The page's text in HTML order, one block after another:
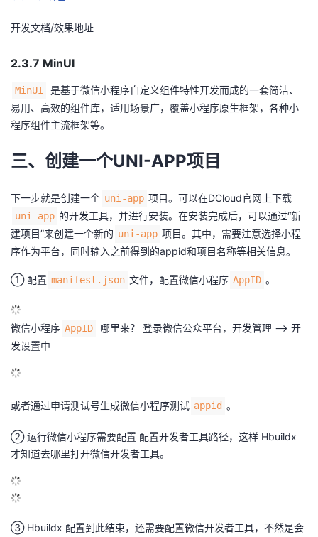
开发文档/效果地址
2.3.7 MinUI
MinUI
是基于微信小程序自定义组件特性开发而成的一套简洁、
易用、高效的组件库，适用场景广，覆盖小程序原生框架，各种小
程序组件主流框架等。
三、创建一个UNI-APP项目
下一步就是创建一个 uni-app 项目。可以在DCloud官网上下载
uni-app 的开发工具，并进行安装。在安装完成后，可以通过“新
建项目”来创建一个新的 uni-app 项目。其中，需要注意选择小程
序作为平台，同时输入之前得到的appid和项目名称等相关信息。
① 配置 manifest.json 文件，配置微信小程序 AppID 。
微信小程序 AppID
哪里来？ 登录微信公众平台，开发管理 --> 开
发设置中
或者通过申请测试号生成微信小程序测试 appid 。
② 运行微信小程序需要配置 配置开发者工具路径，这样 Hbuildx
才知道去哪里打开微信开发者工具。
③ Hbuildx 配置到此结束，还需要配置微信开发者工具，不然是会